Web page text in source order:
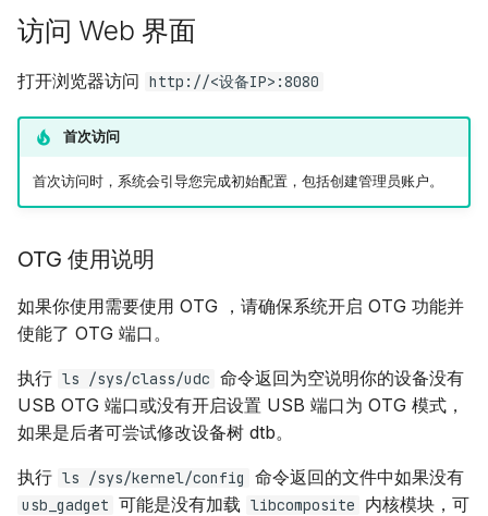
访问 Web 界面
打开浏览器访问 http://<设备IP>:8080
首次访问
首次访问时，系统会引导您完成初始配置，包括创建管理员账户。
OTG 使用说明
如果你使用需要使用 OTG ，请确保系统开启 OTG 功能并
使能了 OTG 端口。
执行 ls /sys/class/udc 命令返回为空说明你的设备没有
USB OTG 端口或没有开启设置 USB 端口为 OTG 模式，
如果是后者可尝试修改设备树 dtb。
执行 ls /sys/kernel/config 命令返回的文件中如果没有
usb_gadget 可能是没有加载 libcomposite
内核模块，可